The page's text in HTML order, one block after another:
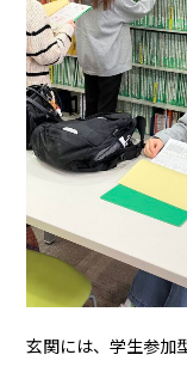
玄関には、学生参